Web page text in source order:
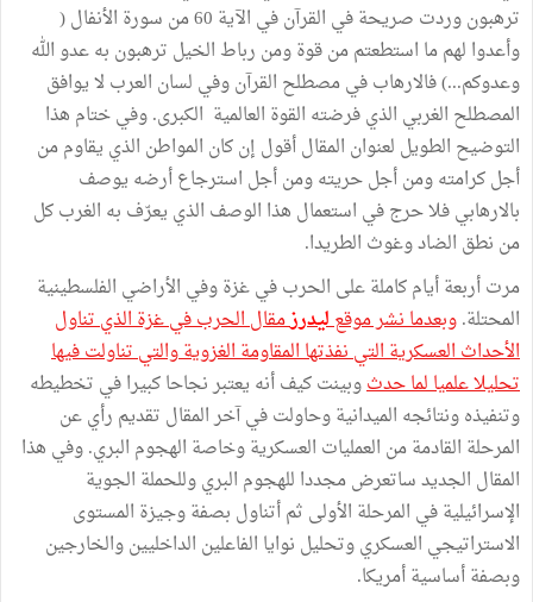
ترهبون وردت صريحة في القرآن في الآية 60 من سورة الأنفال (
وأعدوا لهم ما استطعتم من قوة ومن رباط الخيل ترهبون به عدو الله
وعدوكم...) فالارهاب في مصطلح القرآن وفي لسان العرب لا يوافق
المصطلح الغربي الذي فرضته القوة العالمية الكبرى. وفي ختام هذا
التوضيح الطويل لعنوان المقال أقول إن كان المواطن الذي يقاوم من
أجل كرامته ومن أجل حريته ومن أجل استرجاع أرضه يوصف
بالارهابي فلا حرج في استعمال هذا الوصف الذي يعرّف به الغرب كل
من نطق الضاد وغوث الطريدا.
مرت أربعة أيام كاملة على الحرب في غزة وفي الأراضي الفلسطينية
المحتلة.وبعدما نشر موقعليدرزمقال الحرب في غزة الذي تناول
الأحداث العسكرية التي نفذتها المقاومة الغزوية والتي تناولت فيها
تحليلا علميا لما حدثوبينت كيف أنه يعتبر نجاحا كبيرا في تخطيطه
وتنفيذه ونتائجه الميدانية وحاولت في آخر المقال تقديم رأي عن
المرحلة القادمة من العمليات العسكرية وخاصة الهجوم البري. وفي هذا
المقال الجديد ساتعرض مجددا للهجوم البري وللحملة الجوية
الإسرائيلية في المرحلة الأولى ثم أتناول بصفة وجيزة المستوى
الاستراتيجي العسكري وتحليل نوايا الفاعلين الداخليين والخارجين
وبصفة أساسية أمريكا.